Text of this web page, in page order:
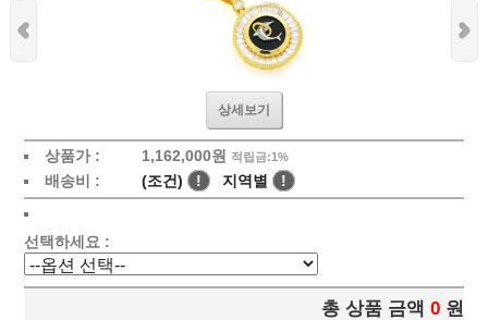
상세보기
상품가 : 1,162,000원 적립금:1%
배송비 : (조건) ! 지역별 !
선택하세요 :
총 상품 금액 0 원